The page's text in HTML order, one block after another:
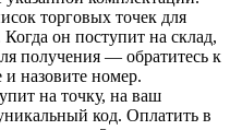
торговых точек для
он поступит на склад,
получения — обратитесь к
и назовите номер.
на точку, на ваш
код. Оплатить в